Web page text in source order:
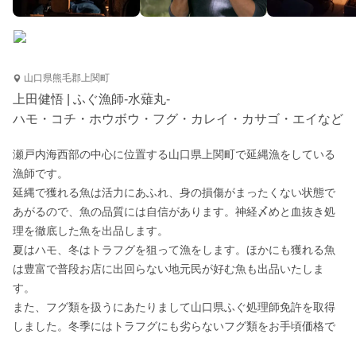
山口県熊毛郡上関町
上田健悟 | ふぐ漁師-水薙丸-
ハモ・コチ・ホウボウ・フグ・カレイ・カサゴ・エイなど
瀬戸内海西部の中心に位置する山口県上関町で延縄漁をしている
漁師です。
延縄で獲れる魚は活力にあふれ、身の損傷がまったくない状態で
あがるので、魚の品質には自信があります。神経〆めと血抜き処
理を徹底した魚を出品します。
夏はハモ、冬はトラフグを狙って漁をします。ほかにも獲れる魚
は豊富で普段お店に出回らない地元民が好む魚も出品いたしま
す。
また、フグ類を扱うにあたりまして山口県ふぐ処理師免許を取得
しました。冬季にはトラフグにも劣らないフグ類をお手頃価格で